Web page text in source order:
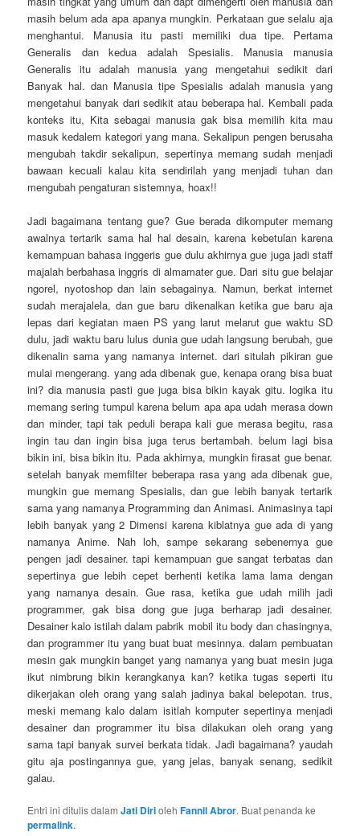
masih belum ada apa apanya mungkin. Perkataan gue selalu aja
menghantui. Manusia itu pasti memiliki dua tipe. Pertama
Generalis dan kedua adalah Spesialis. Manusia manusia
Generalis itu adalah manusia yang mengetahui sedikit dari
Banyak hal. dan Manusia tipe Spesialis adalah manusia yang
mengetahui banyak dari sedikit atau beberapa hal. Kembali pada
konteks itu, Kita sebagai manusia gak bisa memilih kita mau
masuk kedalem kategori yang mana. Sekalipun pengen berusaha
mengubah takdir sekalipun, sepertinya memang sudah menjadi
bawaan kecuali kalau kita sendirilah yang menjadi tuhan dan
mengubah pengaturan sistemnya, hoax!!
Jadi bagaimana tentang gue? Gue berada dikomputer memang
awalnya tertarik sama hal hal desain, karena kebetulan karena
kemampuan bahasa inggeris gue dulu akhirnya gue juga jadi staff
majalah berbahasa inggris di almamater gue. Dari situ gue belajar
ngorel, nyotoshop dan lain sebagainya. Namun, berkat internet
sudah merajalela, dan gue baru dikenalkan ketika gue baru aja
lepas dari kegiatan maen PS yang larut melarut gue waktu SD
dulu, jadi waktu baru lulus dunia gue udah langsung berubah, gue
dikenalin sama yang namanya internet. dari situlah pikiran gue
mulai mengerang. yang ada dibenak gue, kenapa orang bisa buat
ini? dia manusia pasti gue juga bisa bikin kayak gitu. logika itu
memang sering tumpul karena belum apa apa udah merasa down
dan minder, tapi tak peduli berapa kali gue merasa begitu, rasa
ingin tau dan ingin bisa juga terus bertambah. belum lagi bisa
bikin ini, bisa bikin itu. Pada akhirnya, mungkin firasat gue benar.
setelah banyak memfilter beberapa rasa yang ada dibenak gue,
mungkin gue memang Spesialis, dan gue lebih banyak tertarik
sama yang namanya Programming dan Animasi. Animasinya tapi
lebih banyak yang 2 Dimensi karena kiblatnya gue ada di yang
namanya Anime. Nah loh, sampe sekarang sebenernya gue
pengen jadi desainer. tapi kemampuan gue sangat terbatas dan
sepertinya gue lebih cepet berhenti ketika lama lama dengan
yang namanya desain. Gue rasa, ketika gue udah milih jadi
programmer, gak bisa dong gue juga berharap jadi desainer.
Desainer kalo istilah dalam pabrik mobil itu body dan chasingnya,
dan programmer itu yang buat buat mesinnya. dalam pembuatan
mesin gak mungkin banget yang namanya yang buat mesin juga
ikut nimbrung bikin kerangkanya kan? ketika tugas seperti itu
dikerjakan oleh orang yang salah jadinya bakal belepotan. trus,
meski memang kalo dalam isitlah komputer sepertinya menjadi
desainer dan programmer itu bisa dilakukan oleh orang yang
sama tapi banyak survei berkata tidak. Jadi bagaimana? yaudah
gitu aja postingannya gue, yang jelas, banyak senang, sedikit
galau.
Entri ini ditulis dalamJati DiriolehFannil Abror. Buat penanda ke
permalink.